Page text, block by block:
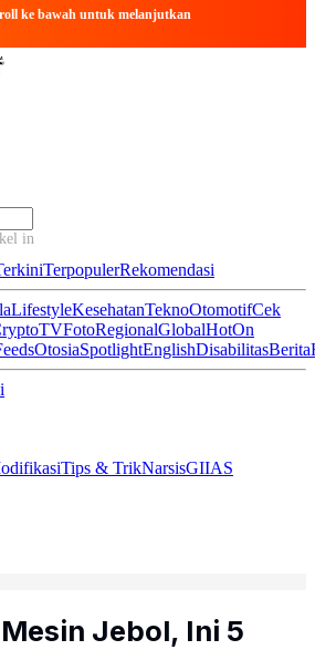
ke bawah untuk melanjutkan
ini...
TerpopulerRekomendasi
LifestyleKesehatanTeknoOtomotifCek
TVFotoRegionalGlobalHotOn
OtosiaSpotlightEnglishDisabilitasBerita
Tips & TrikNarsisGIIAS
Jebol, Ini 5